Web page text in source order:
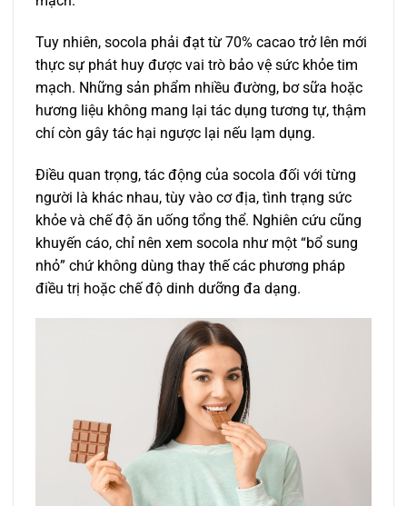
Tuy nhiên, socola phải đạt từ 70% cacao trở lên mới
thực sự phát huy được vai trò bảo vệ sức khỏe tim
mạch. Những sản phẩm nhiều đường, bơ sữa hoặc
hương liệu không mang lại tác dụng tương tự, thậm
chí còn gây tác hại ngược lại nếu lạm dụng.
Điều quan trọng, tác động của socola đối với từng
người là khác nhau, tùy vào cơ địa, tình trạng sức
khỏe và chế độ ăn uống tổng thể. Nghiên cứu cũng
khuyến cáo, chỉ nên xem socola như một “bổ sung
nhỏ” chứ không dùng thay thế các phương pháp
điều trị hoặc chế độ dinh dưỡng đa dạng.